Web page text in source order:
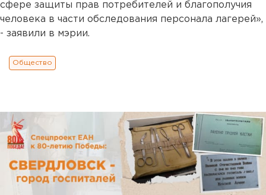
сфере защиты прав потребителей и благополучия
человека в части обследования персонала лагерей»,
- заявили в мэрии.
Общество